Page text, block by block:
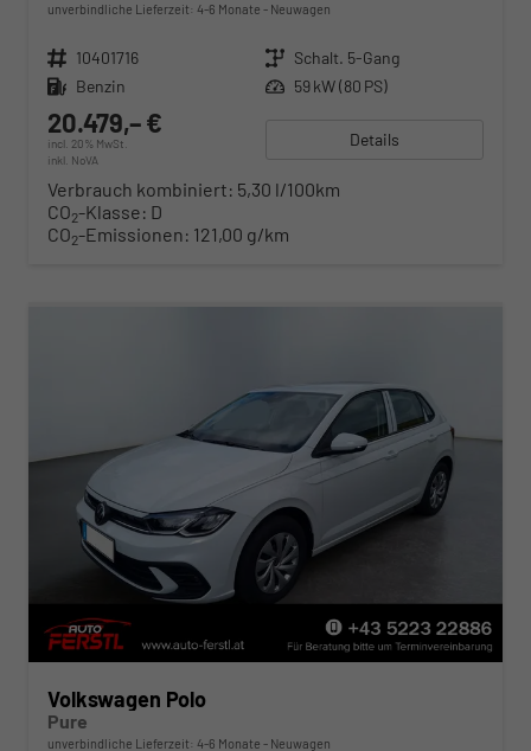
unverbindliche Lieferzeit: 4-6 Monate Neuwagen
Fahrzeugnr. 10401716 Getriebe Schalt. 5-Gang
Kraftstoff Benzin Leistung 59 kW (80 PS)
20.479,– €
incl. 20% MwSt.
inkl. NoVA
Details
Verbrauch kombiniert: 5,30 l/100km
CO2-Klasse: D
CO2-Emissionen: 121,00 g/km
Volkswagen Polo
Pure
unverbindliche Lieferzeit: 4-6 Monate Neuwagen